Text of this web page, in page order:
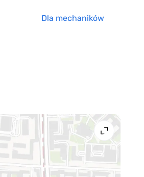
Dla mechaników